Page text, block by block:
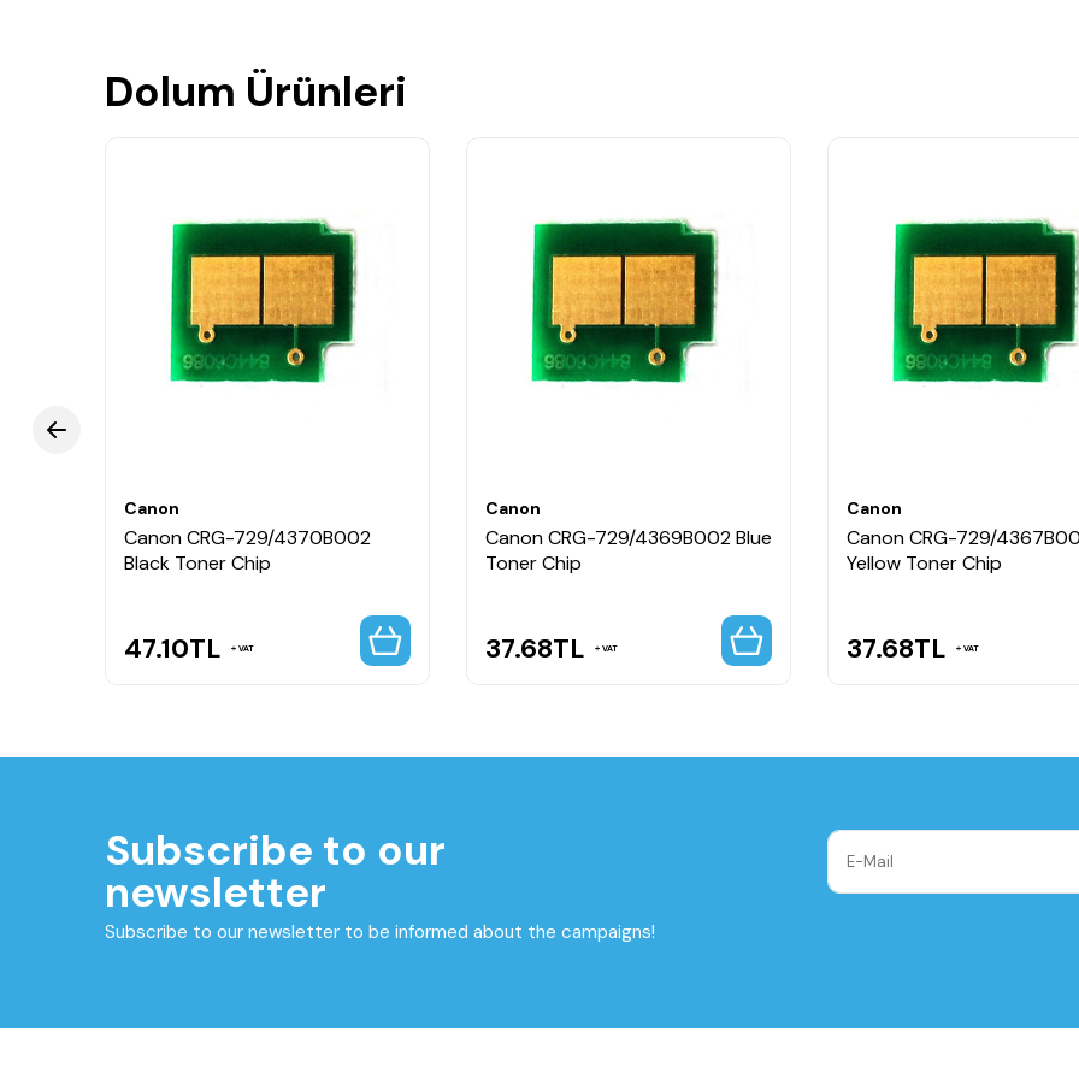
Dolum Ürünleri
Canon
Canon CRG-729/4370B002
Black Toner Chip
47.10TL VAT
Canon
Canon CRG-729/4369B002 Blue
Toner Chip
37.68TL VAT
Canon
Canon CRG-729/
Yellow Toner Chip
37.68TL VAT
Subscribe to our
newsletter
Subscribe to our newsletter to be informed about the campaigns!